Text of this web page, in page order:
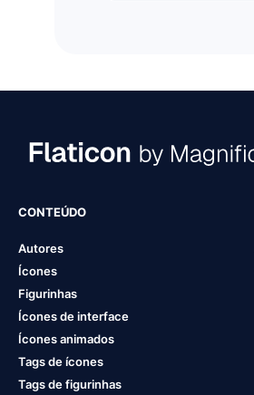
CONTEÚDO
Autores
Ícones
Figurinhas
Ícones de interface
Ícones animados
Tags de ícones
Tags de figurinhas